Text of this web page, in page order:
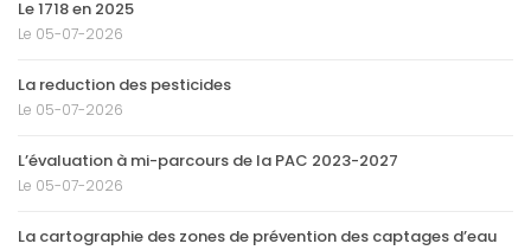
Le 1718 en 2025
Le 05-07-2026
La reduction des pesticides
Le 05-07-2026
L’évaluation à mi-parcours de la PAC 2023-2027
Le 05-07-2026
La cartographie des zones de prévention des captages d’eau